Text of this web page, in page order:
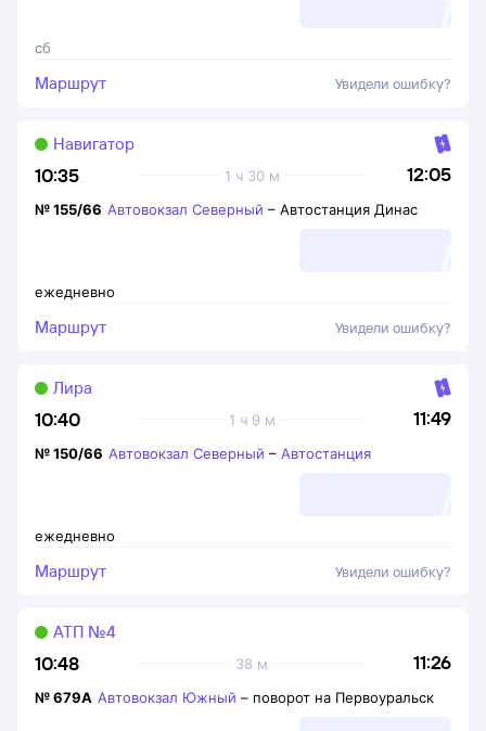
сб
Маршрут Увидели ошибку?
10:35 12:05
1 ч 30 м
Навигатор
ежедневно
№155/66 Автовокзал Северный – Автостанция Динас
Маршрут Увидели ошибку?
10:40 11:49
1 ч 9 м
Лира
ежедневно
№150/66 Автовокзал Северный – Автостанция
Маршрут Увидели ошибку?
10:48 11:26
38 м
АТП №4
№679А Автовокзал Южный – поворот на Первоуральск